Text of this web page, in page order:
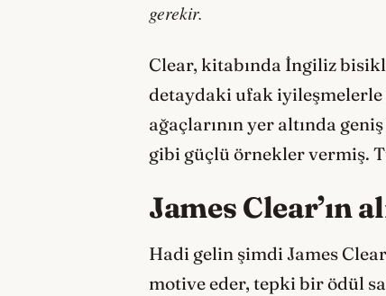
gerekir.
Clear, kitabında İngiliz
detaydaki ufak iyileşmelerle
ağaçlarının yer altında
gibi güçlü örnekler vermiş.
James Clear’ın
Hadi gelin şimdi James
motive eder, tepki bir ödül